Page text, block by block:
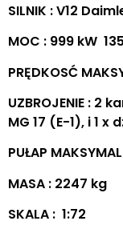
SILNIK : V12
MOC : 999 kW
PRĘDKOSĆ
UZBROJENIE : 2
MG 17 (E-1), i 1 x
PUŁAP
MASA : 2247 kg
SKALA : 1:72